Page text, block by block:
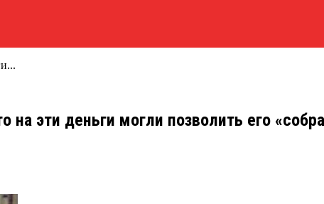
на эти деньги могли позволить его